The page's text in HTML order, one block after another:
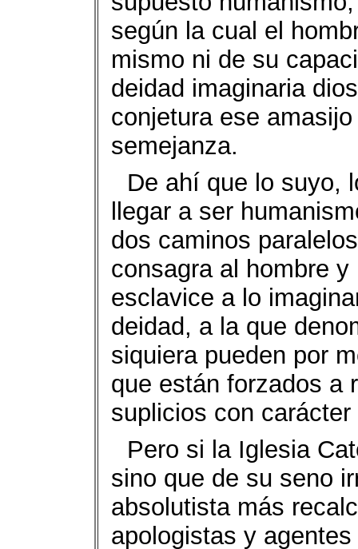
según la cual el
mismo ni de su
deidad imaginaria
conjetura ese
semejanza.
De ahí que lo suyo,
llegar a ser
dos caminos
consagra al hombre
esclavice a lo
deidad, a la que
siquiera pueden por
que están forzados a
suplicios con carácter
Pero si la Iglesia
sino que de su seno
absolutista más
apologistas y